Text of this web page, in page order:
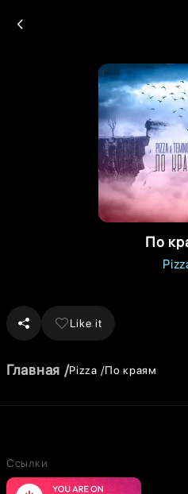
По
Like it
Главная Pizza По краям
Ссылки